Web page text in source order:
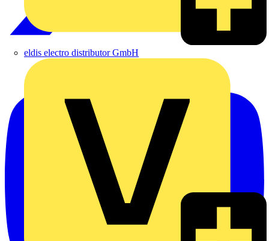
eldis electro distributor GmbH